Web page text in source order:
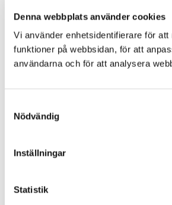
Denna webbplats använder cookies
Vi använder enhetsidentifierare för att
funktioner på webbsidan, för att
användarna och för att analysera
Nödvändig
Inställningar
Statistik
Fler evenemang som passar